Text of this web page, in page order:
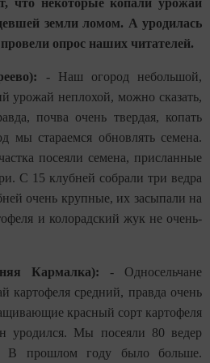
что некоторые копали урожай
земли ломом. А уродилась
опрос наших читателей.
- Наш огород небольшой,
урожай неплохой, можно сказать,
почва очень твердая, копать
мы стараемся обновлять семена.
посеяли семена, присланные
С 15 клубней собрали три ведра
очень крупные, их засыпали на
и колорадский жук не очень-
Кармалка): - Односельчане
картофеля средний, правда очень
красный сорт картофеля
уродился. Мы посеяли 80 ведер
В прошлом году было больше.